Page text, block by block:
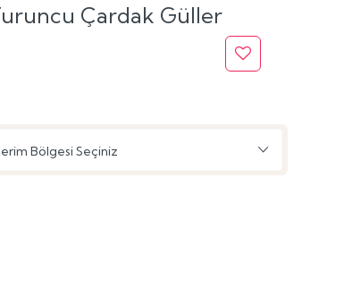
Çardak Güller
Bölgesi Seçiniz